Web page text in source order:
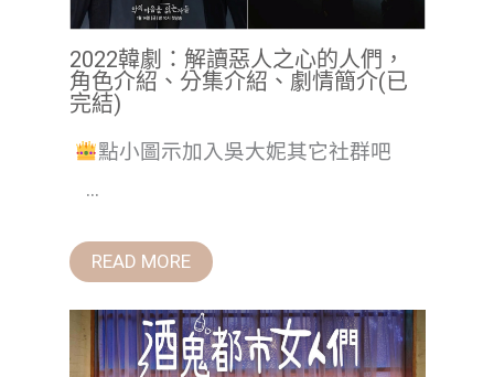
2022韓劇：解讀惡人之心的人們，
角色介紹、分集介紹、劇情簡介(已
完結)
點小圖示加入吳大妮其它社群吧
...
READ MORE